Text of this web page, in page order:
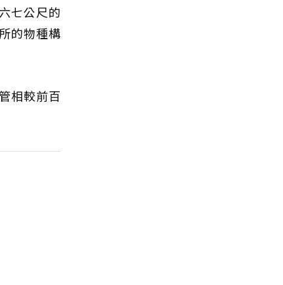
七公尺的
的物種構
相較前百